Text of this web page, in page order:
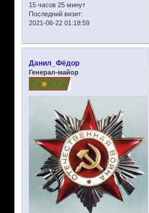
15 часов 25 минут
Последний визит:
2021-06-22 01:18:59
Данил_Фёдор
Генерал-майор